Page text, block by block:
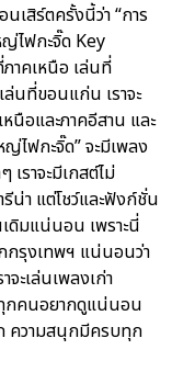
เสิร์ตครั้งนี้ว่า “การ
ไฟกะจิ๊ด Key
าคเหนือ เล่นที่
นที่ขอนแก่น เราจะ
นือและภาคอีสาน และ
ไฟกะจิ๊ด” จะมีเพลง
เราจะมีเกสต์ไม่
น่า แต่โชว์และฟังก์ชั่น
ดิมแน่นอน เพราะนี่
กรุงเทพฯ แน่นอนว่า
ะเล่นเพลงเก่า
กคนอยากดูแน่นอน
ก ความสนุกมีครบทุก